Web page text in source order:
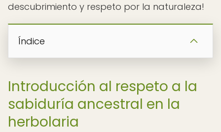
descubrimiento y respeto por la naturaleza!
Índice
Introducción al respeto a la
sabiduría ancestral en la
herbolaria